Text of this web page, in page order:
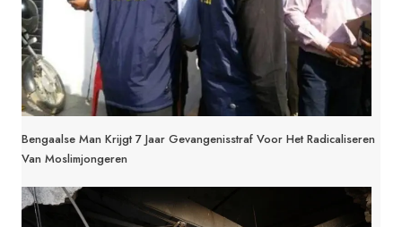
Bengaalse Man Krijgt 7 Jaar Gevangenisstraf Voor Het Radicaliseren
Van Moslimjongeren